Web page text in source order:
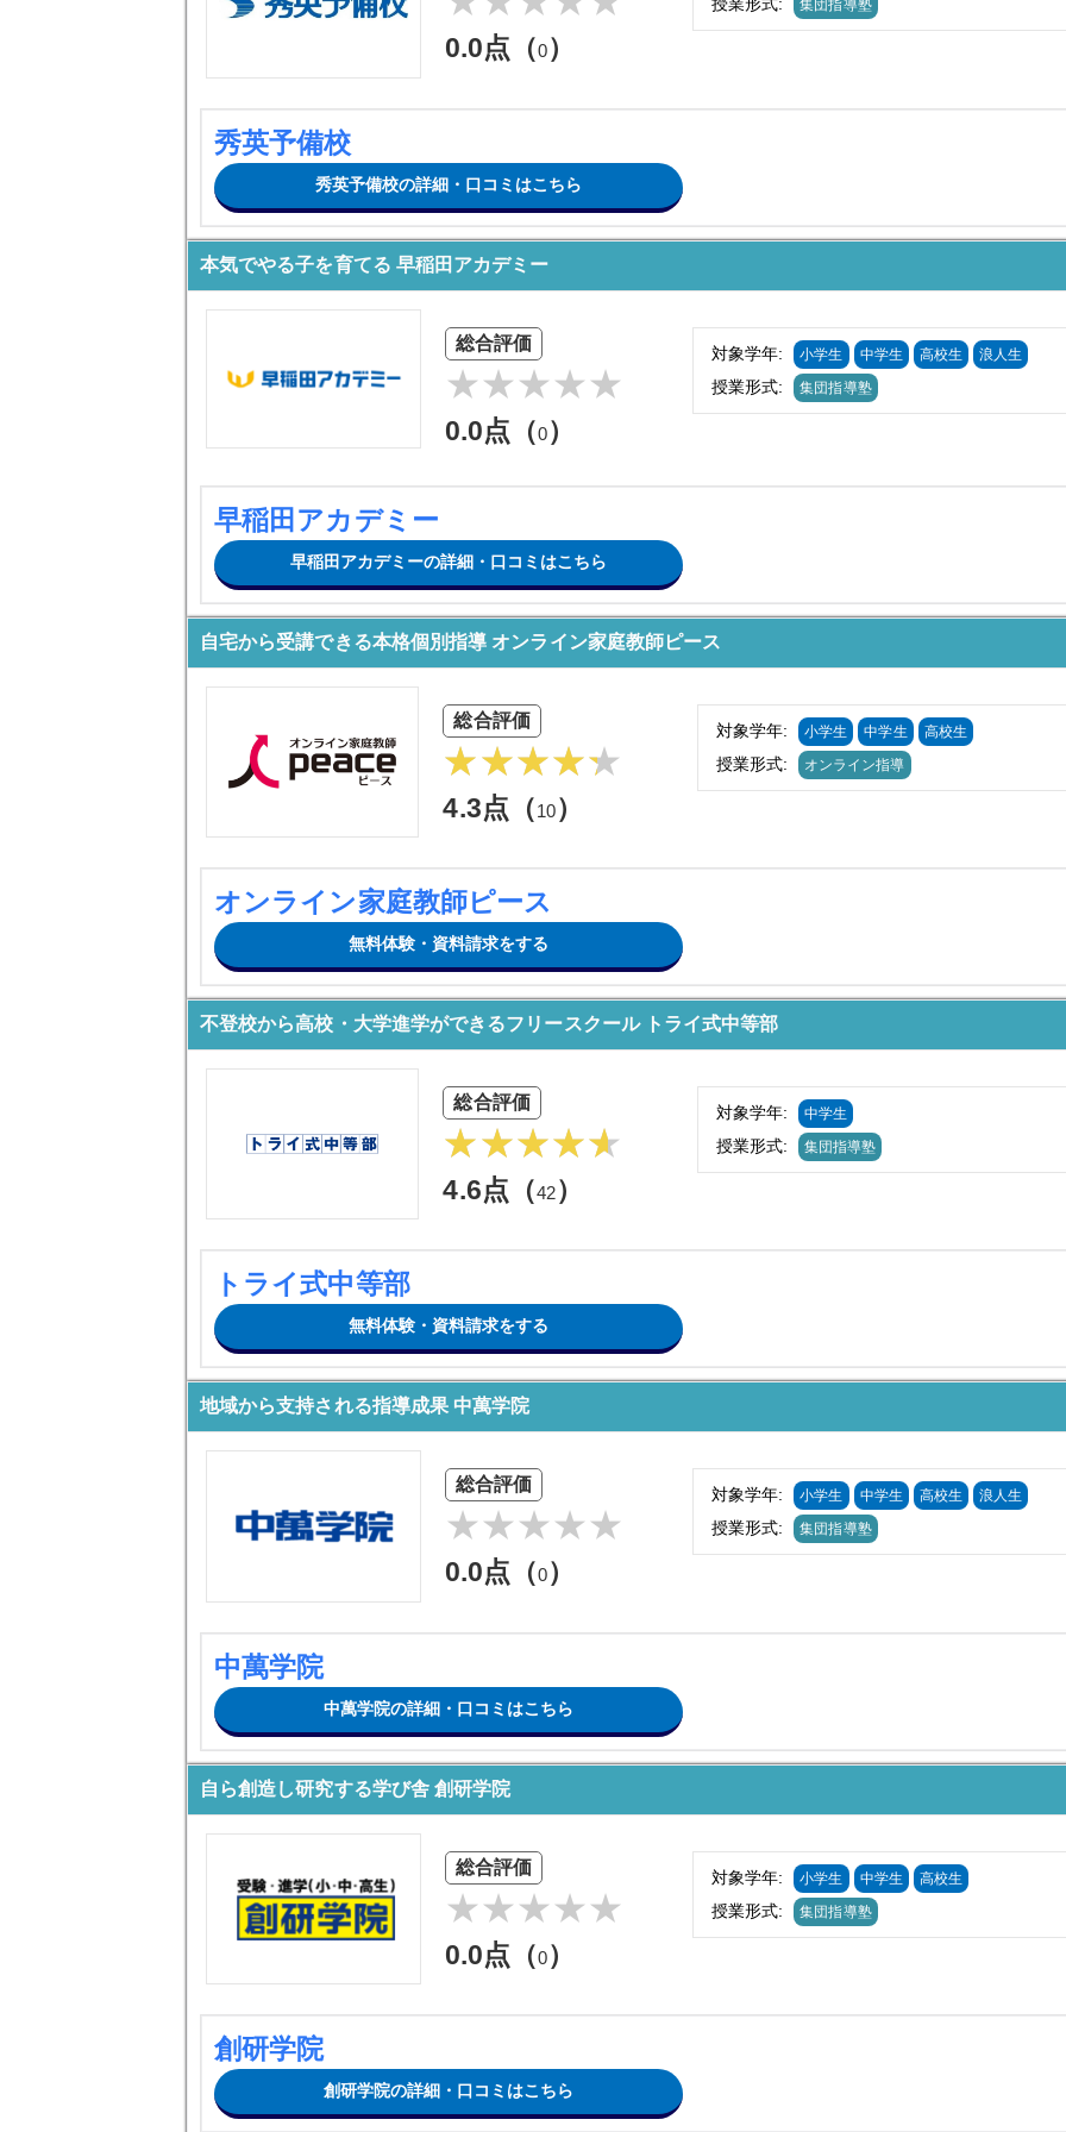
0.0点（0）
集団指導塾
秀英予備校
秀英予備校の詳細・口コミはこちら
本気でやる子を育てる 早稲田アカデミー
総合評価
0.0点（0）
対象学年: 小学生 中学生 高校生 浪人生
授業形式: 集団指導塾
早稲田アカデミー
早稲田アカデミーの詳細・口コミはこちら
自宅から受講できる本格個別指導 オンライン家庭教師ピース
総合評価
4.3点（10）
対象学年: 小学生 中学生 高校生
授業形式: オンライン指導
オンライン家庭教師ピース
無料体験・資料請求をする
不登校から高校・大学進学ができるフリースクール トライ式中等部
総合評価
4.6点（42）
対象学年: 中学生
授業形式: 集団指導塾
トライ式中等部
無料体験・資料請求をする
地域から支持される指導成果 中萬学院
総合評価
0.0点（0）
対象学年: 小学生 中学生 高校生 浪人生
授業形式: 集団指導塾
中萬学院
中萬学院の詳細・口コミはこちら
自ら創造し研究する学び舎 創研学院
総合評価
0.0点（0）
対象学年: 小学生 中学生 高校生
授業形式: 集団指導塾
創研学院
創研学院の詳細・口コミはこちら